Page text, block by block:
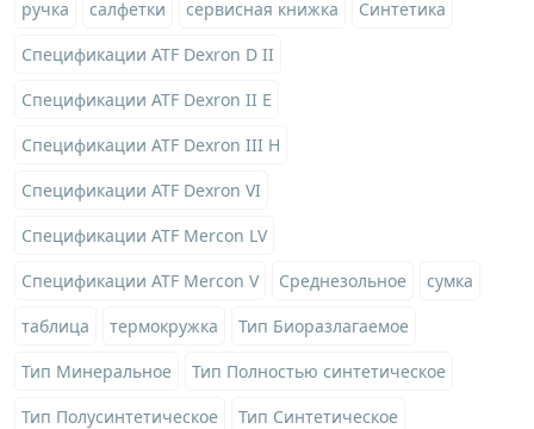
ручка
салфетки сервисная книжка
Синтетика
Спецификации ATF Dexron D II
Спецификации ATF Dexron II E
Спецификации ATF Dexron III H
Спецификации ATF Dexron VI
Спецификации ATF Mercon LV
Спецификации ATF Mercon V
Среднезольное
сумка
таблица
термокружка
Тип Биоразлагаемое
Тип Минеральное
Тип Полностью синтетическое
Тип Полусинтетическое
Тип Синтетическое